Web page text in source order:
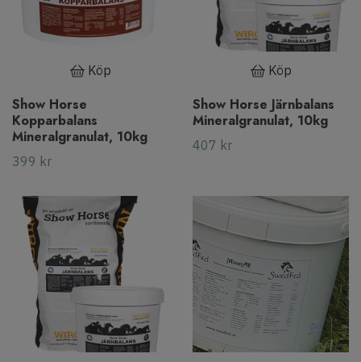
Köp
Show Horse
Kopparbalans
Mineralgranulat, 10kg
399 kr
Köp
Show Horse Järnbalans
Mineralgranulat, 10kg
407 kr